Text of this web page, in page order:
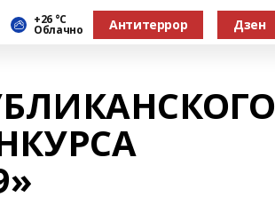
+26 °С
Облачно Антитеррор Дзен